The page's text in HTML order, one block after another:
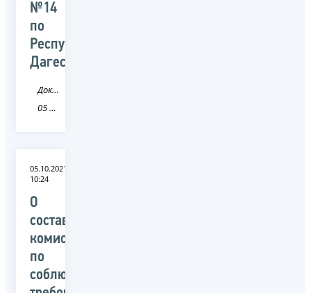
№14
по
Республике
Дагестан
Документ
05 Республика Дагестан
05.10.2021
10:24
О
составе
комиссии
по
соблюдению